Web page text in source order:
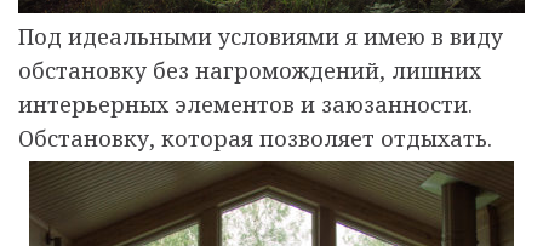
Под идеальными условиями я имею в виду
обстановку без нагромождений, лишних
интерьерных элементов и заюзанности.
Обстановку, которая позволяет отдыхать.